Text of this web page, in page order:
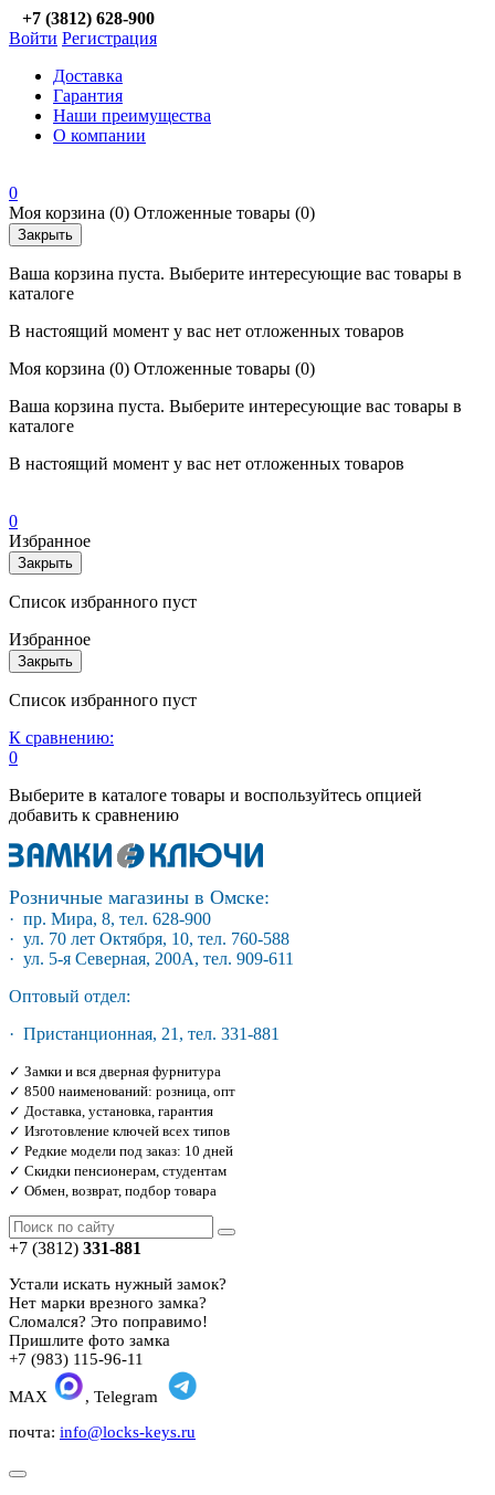
+7 (3812) 628-900
Войти Регистрация
Доставка
Гарантия
Наши преимущества
О компании
0
Моя корзина (0) Отложенные товары (0)
Закрыть
Ваша корзина пуста. Выберите интересующие вас товары в
каталоге
В настоящий момент у вас нет отложенных товаров
Моя корзина (0) Отложенные товары (0)
Ваша корзина пуста. Выберите интересующие вас товары в
каталоге
В настоящий момент у вас нет отложенных товаров
0
Избранное
Закрыть
Список избранного пуст
Избранное
Закрыть
Список избранного пуст
К сравнению:
0
Выберите в каталоге товары и воспользуйтесь опцией
добавить к сравнению
Розничные магазины в Омске:
· пр. Мира, 8, тел. 628-900
· ул. 70 лет Октября, 10, тел. 760-588
· ул. 5-я Северная, 200А, тел. 909-611
Оптовый отдел:
· Пристанционная, 21, тел. 331-881
✓ Замки и вся дверная фурнитура
✓ 8500 наименований: розница, опт
✓ Доставка, установка, гарантия
✓ Изготовление ключей всех типов
✓ Редкие модели под заказ: 10 дней
✓ Скидки пенсионерам, студентам
✓ Обмен, возврат, подбор товара
+7 (3812) 331-881
Устали искать нужный замок?
Нет марки врезного замка?
Сломался? Это поправимо!
Пришлите фото замка
+7 (983) 115-96-11
MAX
, Telegram
почта: info@locks-keys.ru